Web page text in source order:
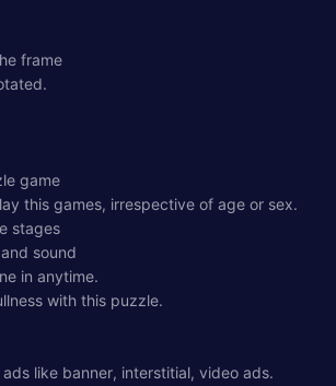
frame
game
this games, irrespective of age or sex.
stages
sound
in anytime.
with this puzzle.
like banner, interstitial, video ads.